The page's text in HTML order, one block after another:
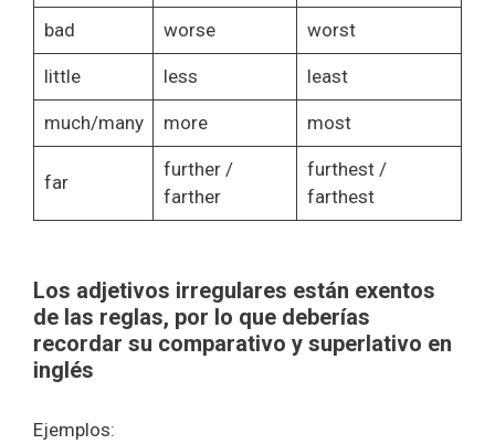
bad worse worst
little less least
much/many more most
far
further /
farther
furthest /
farthest
Los adjetivos irregulares están exentos
de las reglas, por lo que deberías
recordar su comparativo y superlativo en
inglés
Ejemplos: